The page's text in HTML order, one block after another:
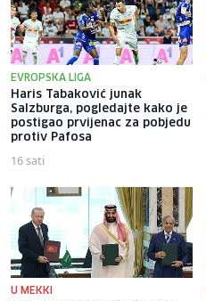
EVROPSKA LIGA
Haris Tabaković junak
Salzburga, pogledajte kako je
postigao prvijenac za pobjedu
protiv Pafosa
16 sati
U MEKKI